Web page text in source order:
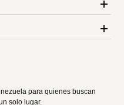
para quienes buscan
solo lugar.